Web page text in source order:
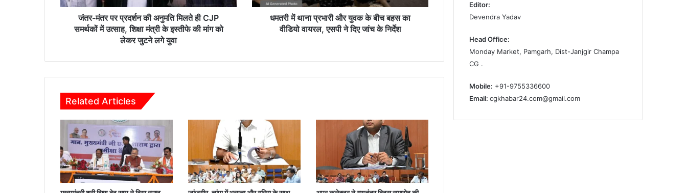
र
की
म
ही
C
J
P
जंतर-मंतर पर प्रदर्शन की अनुमति मिलते ही CJP
समर्थकों में उत्साह, शिक्षा मंत्री के इस्तीफे की मांग को
लेकर जुटने लगे युवा
भा
व
ह
का
वी
डि
यो
वा
धमतरी में थाना प्रभारी और युवक के बीच बहस का
वीडियो वायरल, एसपी ने दिए जांच के निर्देश
Related Articles
Editor:
Devendra Yadav
Head Office:
Monday Market, Pamgarh, Dist-Janjgir Champa
CG .
Mobile: +91-9755336600
Email:cgkhabar24.com@gmail.com